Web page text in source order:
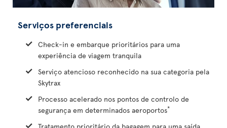
Serviços preferenciais
Check-in e embarque prioritários para uma
experiência de viagem tranquila
Serviço atencioso reconhecido na sua categoria pela
Skytrax
Processo acelerado nos pontos de controlo de
segurança em determinados aeroportos*